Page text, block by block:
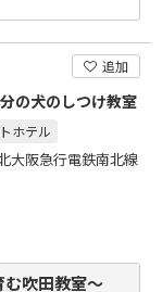
追加
の犬のしつけ教室
ホテル
大阪急行電鉄南北線
吹田教室～